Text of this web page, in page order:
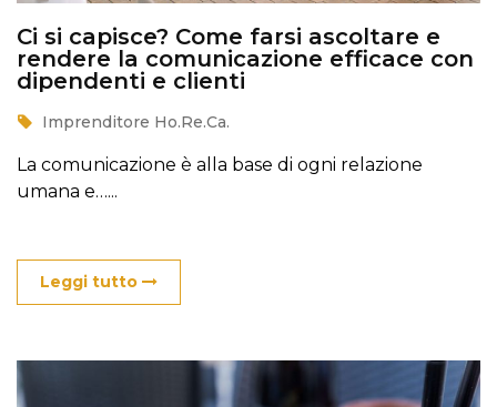
Ci si capisce? Come farsi ascoltare e
rendere la comunicazione efficace con
dipendenti e clienti
Imprenditore Ho.Re.Ca.
La comunicazione è alla base di ogni relazione
umana e…...
Leggi tutto